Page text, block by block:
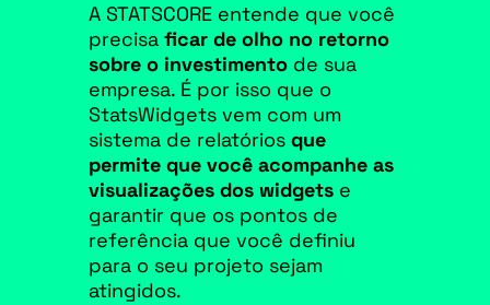
A STATSCORE entende que você
precisa ficar de olho no retorno
sobre o investimentode sua
empresa. É por isso que o
StatsWidgets vem com um
sistema de relatórios que
permite que você acompanhe as
visualizações dos widgetse
garantir que os pontos de
referência que você definiu
para o seu projeto sejam
atingidos.